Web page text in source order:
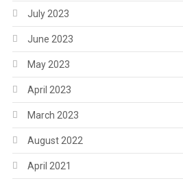
July 2023
June 2023
May 2023
April 2023
March 2023
August 2022
April 2021